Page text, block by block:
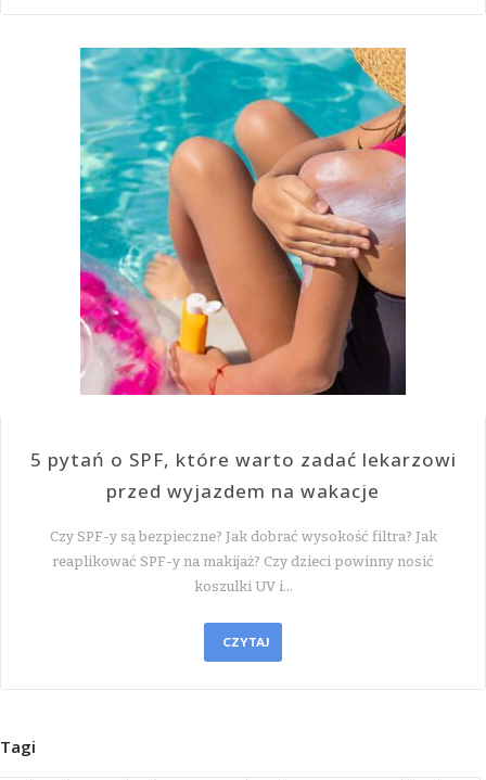
5 pytań o SPF, które warto zadać lekarzowi
przed wyjazdem na wakacje
Czy SPF-y są bezpieczne? Jak dobrać wysokość filtra? Jak
reaplikować SPF-y na makijaż? Czy dzieci powinny nosić
koszulki UV i…
CZYTAJ
Tagi